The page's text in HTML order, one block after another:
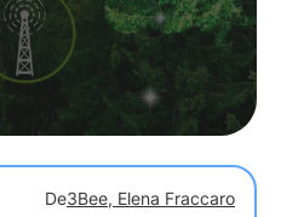
De3Bee, Elena Fraccaro